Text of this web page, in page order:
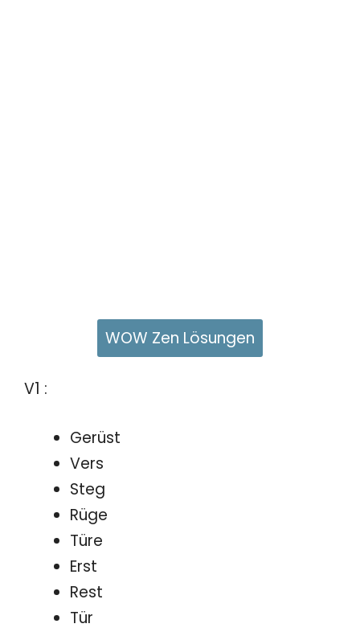
WOW Zen Lösungen
V1 :
Gerüst
Vers
Steg
Rüge
Türe
Erst
Rest
Tür